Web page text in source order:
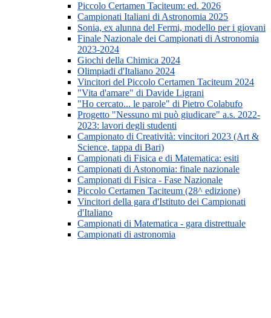
Piccolo Certamen Taciteum: ed. 2026
Campionati Italiani di Astronomia 2025
Sonia, ex alunna del Fermi, modello per i giovani
Finale Nazionale dei Campionati di Astronomia
2023-2024
Giochi della Chimica 2024
Olimpiadi d'Italiano 2024
Vincitori del Piccolo Certamen Taciteum 2024
"Vita d'amare" di Davide Ligrani
"Ho cercato... le parole" di Pietro Colabufo
Progetto "Nessuno mi può giudicare" a.s. 2022-
2023: lavori degli studenti
Campionato di Creatività: vincitori 2023 (Art &
Science, tappa di Bari)
Campionati di Fisica e di Matematica: esiti
Campionati di Astonomia: finale nazionale
Campionati di Fisica - Fase Nazionale
Piccolo Certamen Taciteum (28^ edizione)
Vincitori della gara d'Istituto dei Campionati
d'Italiano
Campionati di Matematica - gara distrettuale
Campionati di astronomia